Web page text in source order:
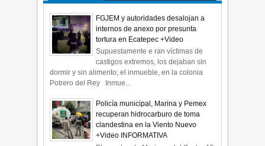
FGJEM y autoridades desalojan a
internos de anexo por presunta
tortura en Ecatepec +Video
Supuestamente e ran víctimas de
castigos extremos, los dejaban sin
dormir y sin alimento; el inmueble, en la colonia
Potrero del Rey Inmue...
Policía municipal, Marina y Pemex
recuperan hidrocarburo de toma
clandestina en la Viento Nuevo
+Video INFORMATIVA